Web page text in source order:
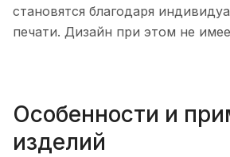
становятся благодаря
печати. Дизайн при этом не
Особенности и
изделий